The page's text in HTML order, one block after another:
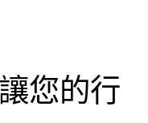
您的行